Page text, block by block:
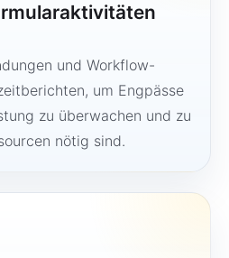
und Workflow-
um Engpässe
zu überwachen und zu
nötig sind.